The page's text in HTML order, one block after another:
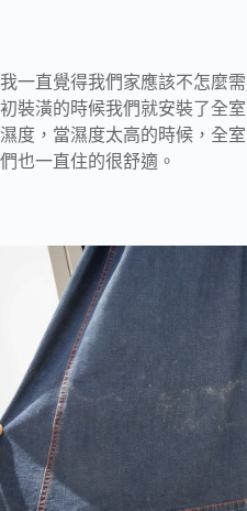
我一直覺得我們家應該不怎麼
初裝潢的時候我們就安裝了全
濕度，當濕度太高的時候，全
們也一直住的很舒適。